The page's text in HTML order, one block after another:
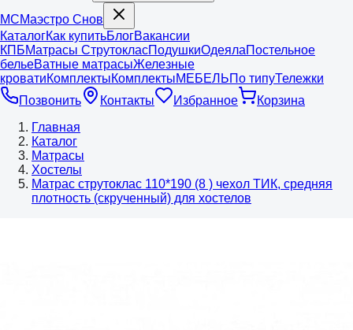
МСМаэстро Снов
КаталогКак купитьБлогВакансии
КПБМатрасы СтрутокласПодушкиОдеялаПостельное
бельеВатные матрасыЖелезные
кроватиКомплектыКомплектыМЕБЕЛЬПо типуТележки
Позвонить
Контакты Избранное
Корзина
Главная
Каталог
Матрасы
Хостелы
Матрас струтоклас 110*190 (8 ) чехол ТИК, средняя
плотность (скрученный) для хостелов